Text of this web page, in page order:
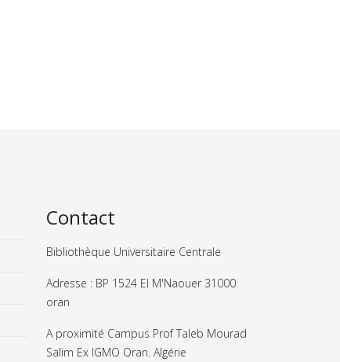
Contact
Bibliothèque Universitaire Centrale
Adresse : BP 1524 El M'Naouer 31000
oran
A proximité Campus Prof Taleb Mourad
Salim Ex IGMO Oran. Algérie